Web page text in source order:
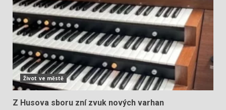
Život ve městě
Z Husova sboru zní zvuk nových varhan